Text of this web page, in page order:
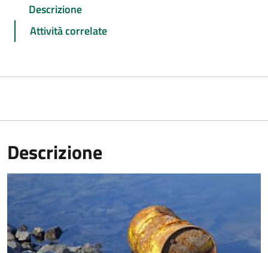
Descrizione
Attività correlate
Descrizione